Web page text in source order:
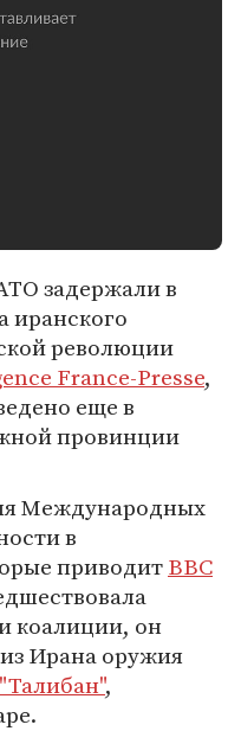
задержали в
иранского
революции
France-Presse,
еще в
провинции
Международных
в
приводитBBC
коалиции, он
Ирана оружия
"Талибан",